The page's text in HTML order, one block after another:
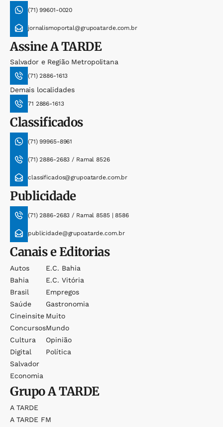
(71) 99601-0020
jornalismoportal@grupoatarde.com.br
AssineA TARDE
Salvador e Região Metropolitana
(71) 2886-1613
Demais localidades
71 2886-1613
Classificados
(71) 99965-8961
(71) 2886-2683 / Ramal 8526
classificados@grupoatarde.com.br
Publicidade
(71) 2886-2683 / Ramal 8585 | 8586
publicidade@grupoatarde.com.br
Canais e Editorias
Autos
Bahia
Brasil
Saúde
Cineinsite
Concursos
Cultura
Digital
Salvador
Economia
E.c. Bahia
E.c. Vitória
Empregos
Gastronomia
Muito
Mundo
Opinião
Política
GrupoA TARDE
A TARDE
A TARDE FM